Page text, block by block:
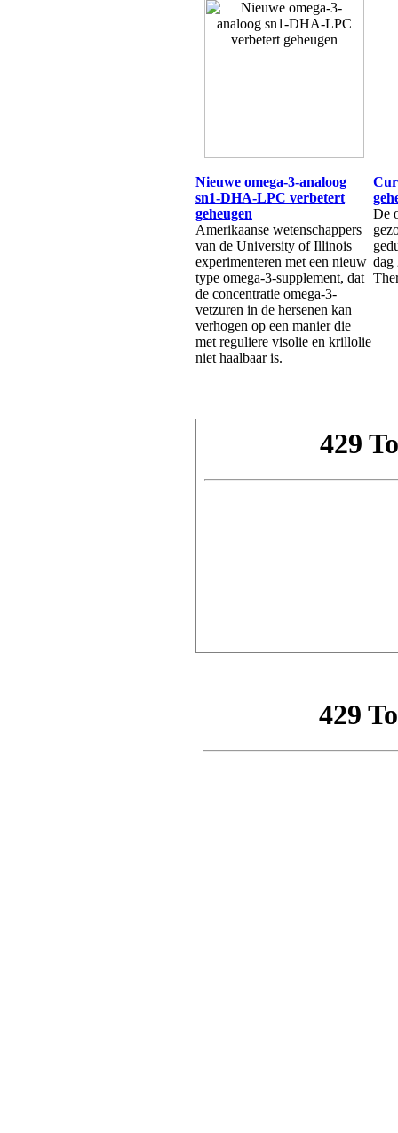
Nieuwe omega-3-analoog
sn1-DHA-LPC verbetert
geheugen
Amerikaanse wetenschappers
van de University of Illinois
experimenteren met een nieuw
type omega-3-supplement, dat
de concentratie omega-3-
vetzuren in de hersenen kan
verhogen op een manier die
met reguliere visolie en krillolie
niet haalbaar is.
De
dag